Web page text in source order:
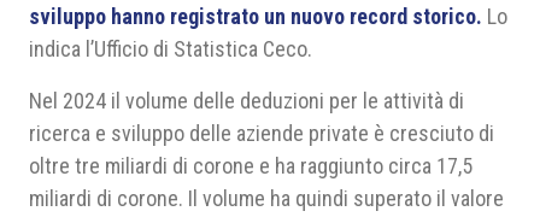
Area riservata
sviluppo hanno registrato un nuovo record storico. Lo
indica l’Ufficio di Statistica Ceco.
Nel 2024 il volume delle deduzioni per le attività di
ricerca e sviluppo delle aziende private è cresciuto di
oltre tre miliardi di corone e ha raggiunto circa 17,5
miliardi di corone. Il volume ha quindi superato il valore